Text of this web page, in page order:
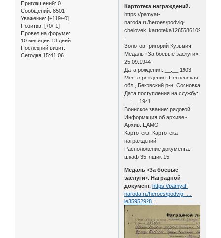
Приглашений: 0
Сообщений: 8501
Уважение: [+119/-0]
Позитив: [+0/-1]
Провел на форуме:
10 месяцев 13 дней
Последний визит:
Сегодня 15:41:06
Картотека награждений.
https://pamyat-
naroda.ru/heroes/podvig-
chelovek_kartoteka1265586109
:
Золотов Григорий Кузьмич
Медаль «За боевые заслуги»:
25.09.1944
Дата рождения: __.__.1903
Место рождения: Пензенская
обл., Бековский р-н, Сосновка
Дата поступления на службу:
__.__.1941
Воинское звание: рядовой
Информация об архиве -
Архив: ЦАМО
Картотека: Картотека
награждений
Расположение документа:
шкаф 35, ящик 15
Медаль «За боевые
заслуги». Наградной
документ. https://pamyat-
naroda.ru/heroes/podvig- …
ie35952928 :